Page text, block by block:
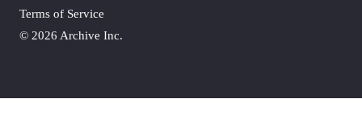
© 2026 Archive Inc.
Terms of Service